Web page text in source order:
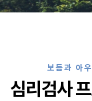
보듬과 아
심리검사